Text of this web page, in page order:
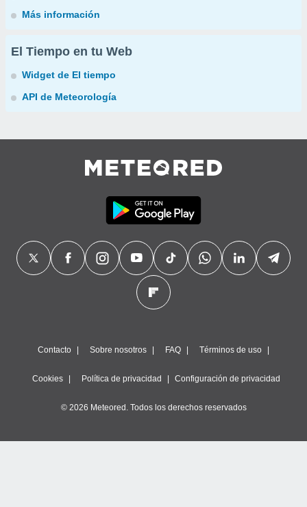
Más información
El Tiempo en tu Web
Widget de El tiempo
API de Meteorología
Contacto Sobre nosotros FAQ Términos de uso
Cookies Política de privacidad Configuración de privacidad
© 2026 Meteored. Todos los derechos reservados